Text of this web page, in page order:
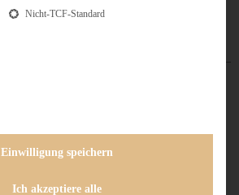
Nicht-TCF-Standard
Einwilligung speichern
Ich akzeptiere alle